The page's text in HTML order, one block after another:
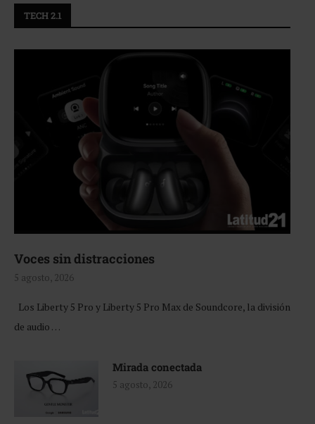
TECH 2.1
Voces sin distracciones
5 agosto, 2026
Los Liberty 5 Pro y Liberty 5 Pro Max de Soundcore, la división
de audio …
Mirada conectada
5 agosto, 2026